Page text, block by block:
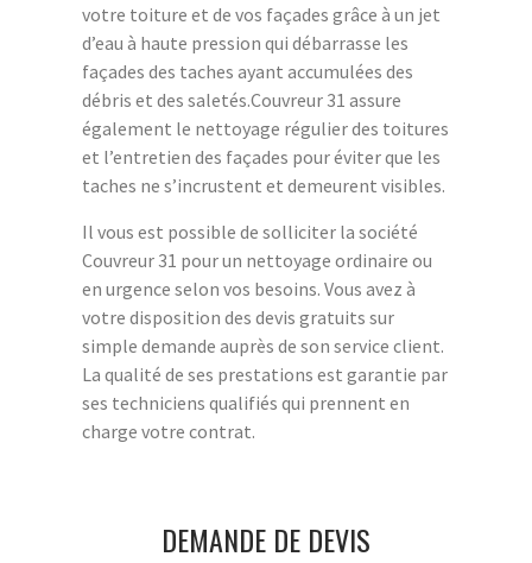
votre toiture et de vos façades grâce à un jet
d’eau à haute pression qui débarrasse les
façades des taches ayant accumulées des
débris et des saletés.Couvreur 31 assure
également le nettoyage régulier des toitures
et l’entretien des façades pour éviter que les
taches ne s’incrustent et demeurent visibles.
Il vous est possible de solliciter la société
Couvreur 31 pour un nettoyage ordinaire ou
en urgence selon vos besoins. Vous avez à
votre disposition des devis gratuits sur
simple demande auprès de son service client.
La qualité de ses prestations est garantie par
ses techniciens qualifiés qui prennent en
charge votre contrat.
DEMANDE DE DEVIS